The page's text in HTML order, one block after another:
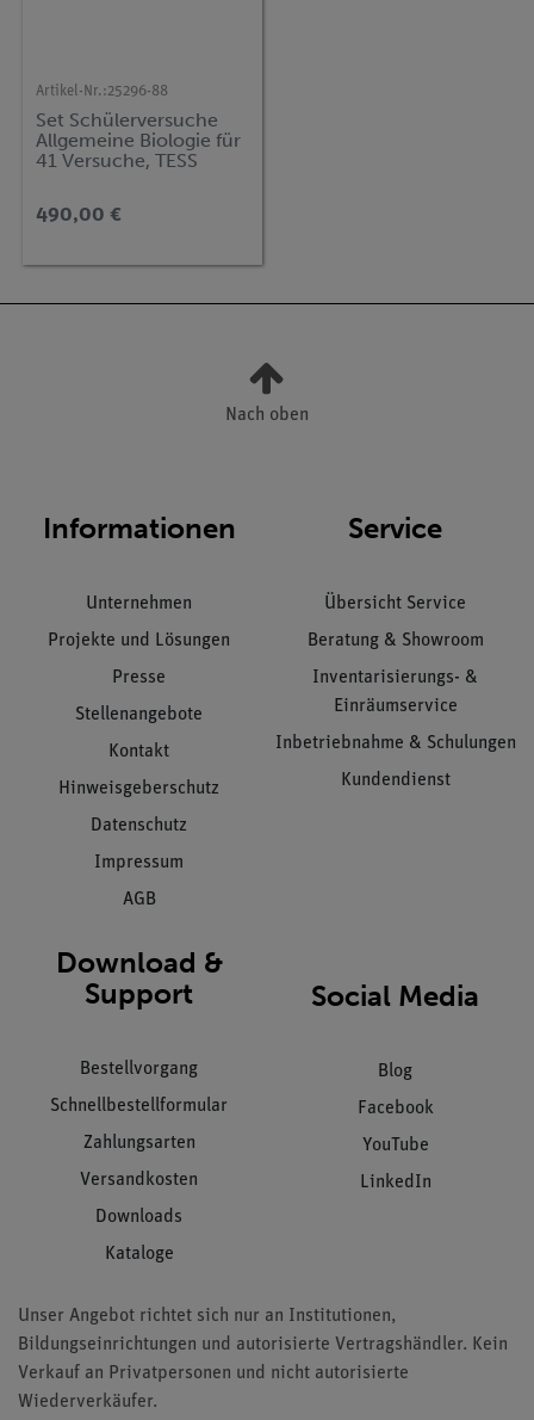
Artikel-Nr.:25296-88
Set Schülerversuche
Allgemeine Biologie für
41 Versuche, TESS
490,00 €
Nach oben
Informationen
Unternehmen
Projekte und Lösungen
Presse
Stellenangebote
Kontakt
Hinweisgeberschutz
Datenschutz
Impressum
AGB
Service
Übersicht Service
Beratung & Showroom
Inventarisierungs- &
Einräumservice
Inbetriebnahme & Schulungen
Kundendienst
Download &
Support
Bestellvorgang
Schnellbestellformular
Zahlungsarten
Versandkosten
Downloads
Kataloge
Social Media
Blog
Facebook
YouTube
LinkedIn
Unser Angebot richtet sich nur an Institutionen,
Bildungseinrichtungen und autorisierte Vertragshändler. Kein
Verkauf an Privatpersonen und nicht autorisierte
Wiederverkäufer.